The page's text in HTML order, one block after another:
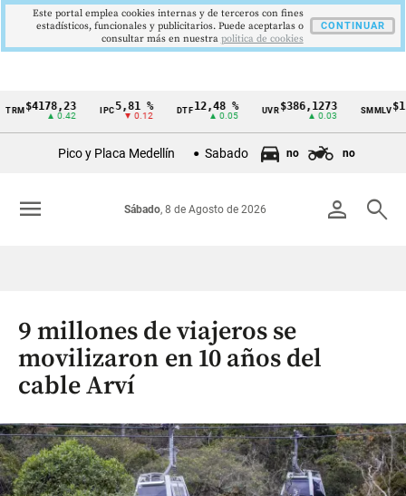
Cintillo
Colombia
▲ 0.42
IPC 5,81 %
▼ 0.12
DTF 12,48 %
▲ 0.05
UVR $386,1273
▲ 0.03
SMMLV
Pico y Placa Medellín Sabado no no
person search
Sábado, 8 de Agosto de 2026
menu
9 millones de viajeros se
movilizaron en 10 años del
cable Arví
Este portal emplea cookies internas y de terceros con fines
estadísticos, funcionales y publicitarios. Puede aceptarlas o
consultar más en nuestra politica de cookies
CONTINUAR